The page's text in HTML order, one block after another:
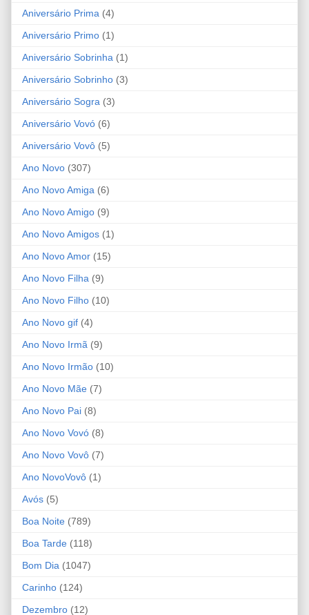
Aniversário Prima (4)
Aniversário Primo (1)
Aniversário Sobrinha (1)
Aniversário Sobrinho (3)
Aniversário Sogra (3)
Aniversário Vovó (6)
Aniversário Vovô (5)
Ano Novo (307)
Ano Novo Amiga (6)
Ano Novo Amigo (9)
Ano Novo Amigos (1)
Ano Novo Amor (15)
Ano Novo Filha (9)
Ano Novo Filho (10)
Ano Novo gif (4)
Ano Novo Irmã (9)
Ano Novo Irmão (10)
Ano Novo Mãe (7)
Ano Novo Pai (8)
Ano Novo Vovó (8)
Ano Novo Vovô (7)
Ano NovoVovô (1)
Avós (5)
Boa Noite (789)
Boa Tarde (118)
Bom Dia (1047)
Carinho (124)
Dezembro (12)